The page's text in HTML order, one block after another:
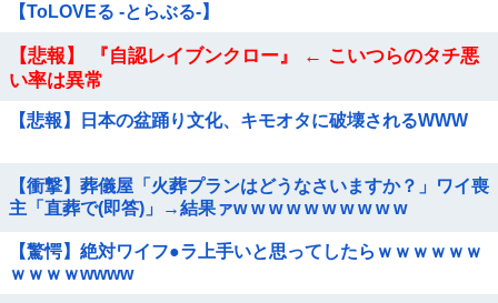
【ToLOVEる -とらぶる-】
【悲報】 『自認レイブンクロー』 ← こいつらのタチ悪
い率は異常
【悲報】日本の盆踊り文化、キモオタに破壊されるWWW
【衝撃】葬儀屋「火葬プランはどうなさいますか？」ワイ喪
主「直葬で(即答)」→結果ァw w w w w w w w w w
【驚愕】絶対ワイフ●ラ上手いと思ってしたらｗｗｗｗｗｗ
ｗｗｗｗwwww